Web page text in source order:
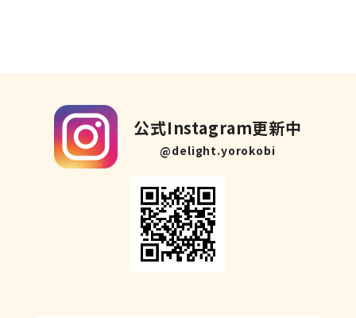
公式Instagram更新中
@delight.yorokobi